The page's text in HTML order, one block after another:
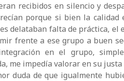
recibidos en silencio y
porque si bien la
delataban falta de práctica, el
frente a ese grupo a buen
en el grupo,
me impedía valorar en su
duda de que igualmente